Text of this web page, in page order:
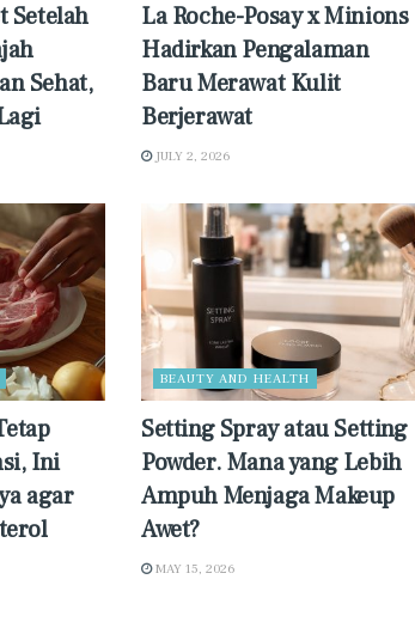
Setelah
Sehat,
La Roche-Posay x Minions
Hadirkan Pengalaman
Baru Merawat Kulit
Berjerawat
JULY 2, 2026
Ini
agar
BEAUTY AND HEALTH
Setting Spray atau Setting
Powder. Mana yang Lebih
Ampuh Menjaga Makeup
Awet?
MAY 15, 2026